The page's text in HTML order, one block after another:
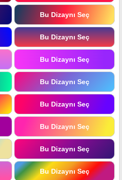
Bu Dizaynı Seç
Bu Dizaynı Seç
Bu Dizaynı Seç
Bu Dizaynı Seç
Bu Dizaynı Seç
Bu Dizaynı Seç
Bu Dizaynı Seç
Bu Dizaynı Seç